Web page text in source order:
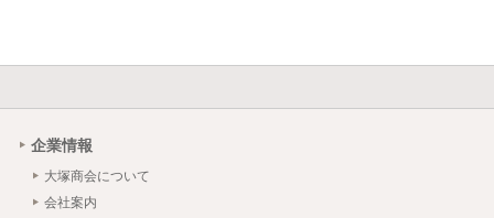
企業情報
大塚商会について
会社案内